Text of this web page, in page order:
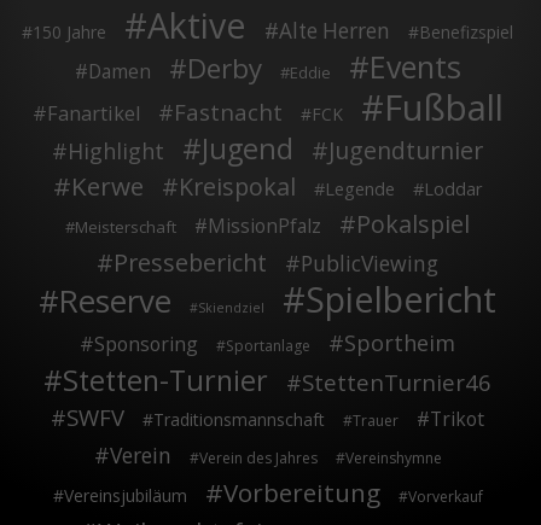
150 Jahre Aktive Alte Herren Benefizspiel
Damen Derby Eddie Events
Fanartikel Fastnacht FCK Fußball
Highlight Jugend Jugendturnier
Kerwe Kreispokal Legende Loddar
Meisterschaft MissionPfalz
Pokalspiel
Pressebericht
PublicViewing
Reserve Skiendziel Spielbericht
Sponsoring Sportanlage Sportheim
Stetten-Turnier
StettenTurnier46
SWFV
Traditionsmannschaft Trauer Trikot
Verein Verein des Jahres Vereinshymne
Vereinsjubiläum Vorbereitung Vorverkauf